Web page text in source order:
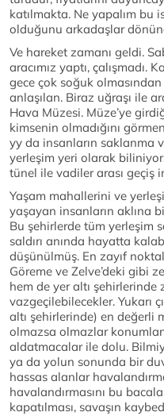
katılmakta. Ne yapalım bu
olduğunu arkadaşlar
Ve hareket zamanı geldi.
aracımız yaptı,
gece çok soğuk
anlaşılan. Biraz uğraşı ile
Hava Müzesi. Müze’ye
kimsenin olmadığını
yy da insanların saklanma
yerleşim yeri olarak
tünel ile vadiler arası geçiş
Yaşam mahallerini ve
yaşayan insanların aklına
Bu şehirlerde tüm yerleşim
saldırı anında hayatta
düşünülmüş. En zayıf
Göreme ve Zelve’deki gibi
hem de yer altı şehirlerinde
vazgeçilebilecekler. Yukarı
altı şehirlerinde) en değerli
olmazsa olmazlar
aldatmacalar ile dolu.
ya da yolun sonunda bir
hassas alanlar
havalandırmasını bu
kapatılması, savaşın